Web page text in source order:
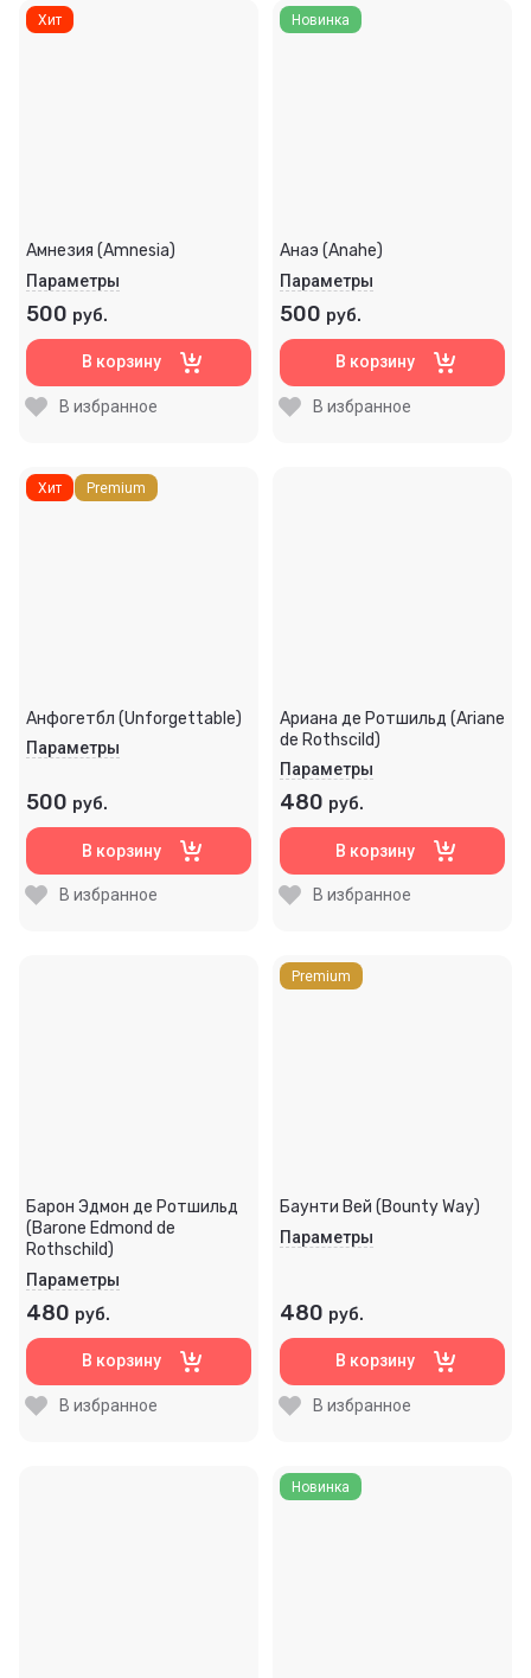
Хит
Амнезия (Amnesia)
Параметры
500 руб.
В корзину
В избранное
Новинка
Анаэ (Anahe)
Параметры
500 руб.
В корзину
В избранное
Хит Premium
Анфогетбл (Unforgettable)
Параметры
500 руб.
В корзину
В избранное
Ариана де Ротшильд (Ariane
de Rothscild)
Параметры
480 руб.
В корзину
В избранное
Барон Эдмон де Ротшильд
(Barone Edmond de
Rothschild)
Параметры
480 руб.
В корзину
В избранное
Premium
Баунти Вей (Bounty Way)
Параметры
480 руб.
В корзину
В избранное
Новинка